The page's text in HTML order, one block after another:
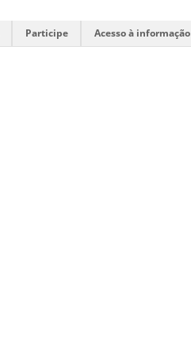
Participe Acesso à informação